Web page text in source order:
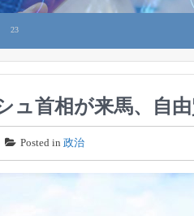
23
ュ首相が来馬、自
Posted in 政治